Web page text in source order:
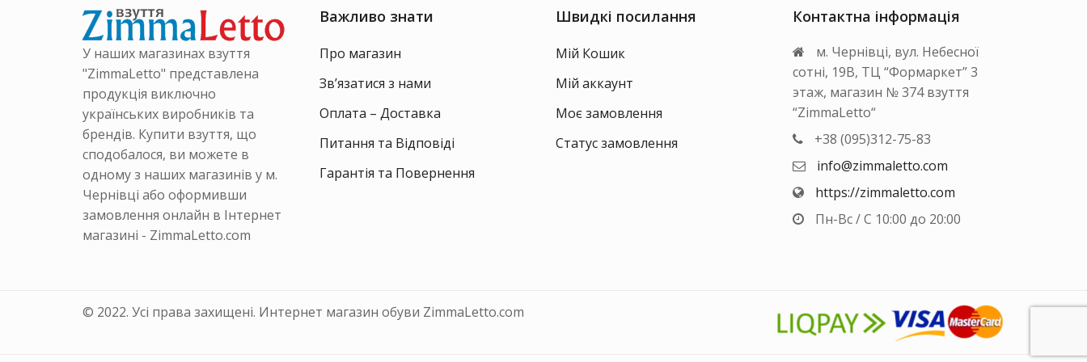
сторінці
товару
на
сторінці
товару
У наших магазинах взуття
"ZimmaLetto" представлена
продукція виключно
українських виробників та
брендів. Купити взуття, що
сподобалося, ви можете в
одному з наших магазинів у м.
Чернівці або оформивши
замовлення онлайн в Інтернет
магазині - ZimmaLetto.com
Важливо знати
Про магазин
Зв’язатися з нами
Оплата – Доставка
Питання та Відповіді
Гарантія та Повернення
Швидкі посилання
Мій Кошик
Мій аккаунт
Моє замовлення
Статус замовлення
Контактна інформація
м. Чернівці, вул. Небесної
сотні, 19В, ТЦ “Формаркет” 3
этаж, магазин № 374 взуття
“ZimmaLetto“
+38 (095)312-75-83
info@zimmaletto.com
https://zimmaletto.com
Пн-Вс / С 10:00 до 20:00
© 2022. Усі права захищені. Интернет магазин обуви ZimmaLetto.com